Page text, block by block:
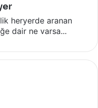
heryerde aranan
dair ne varsa...